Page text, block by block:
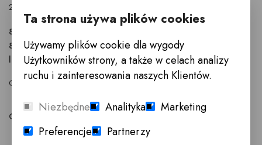
20-328 Lublin
81 745 9630
81 745 9631
lublin@innemeble.pl
GODZINY OTWARCIA : Poniedziałek - Sobota 10.00 - 18.00
Odwiedź salon meblowy Lublin →
Ta strona używa plików cookies
Używamy plików cookie dla wygody
Użytkowników strony, a także w celach analizy
ruchu i zainteresowania naszych Klientów.
Niezbędne Analityka
Marketing
Preferencje
Partnerzy